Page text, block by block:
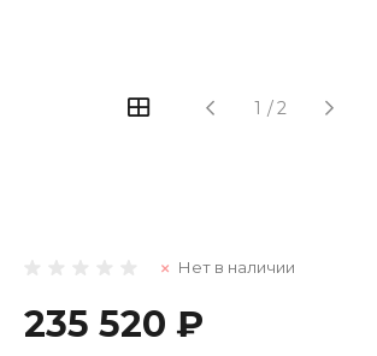
1 /2
Нет в наличии
235 520 ₽